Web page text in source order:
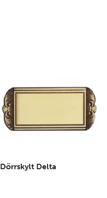
Dörrskylt Delta